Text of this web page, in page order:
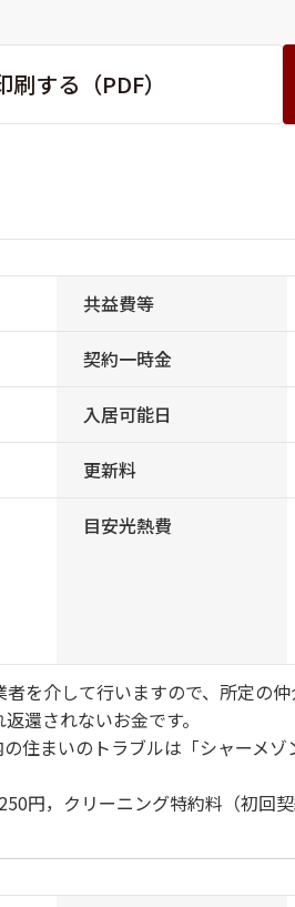
刷する（PDF）
共益費等
契約一時金
入居可能日
更新料
目安光熱費
を介して行いますので、所定の仲
還されないお金です。
住まいのトラブルは「シャーメ
円，クリーニング特約料（初回